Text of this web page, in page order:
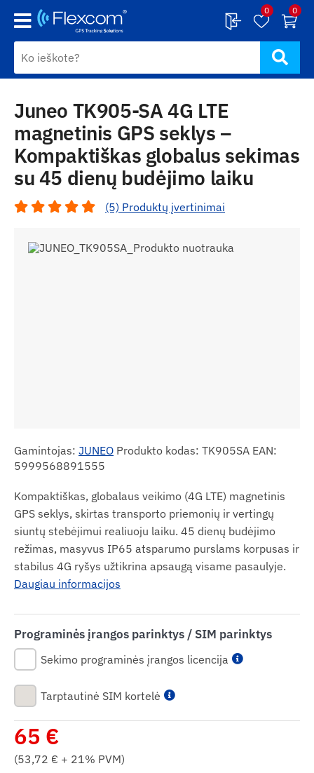
0 0
Juneo TK905-SA 4G LTE
magnetinis GPS seklys –
Kompaktiškas globalus sekimas
su 45 dienų budėjimo laiku
(5) Produktų įvertinimai
Gamintojas: JUNEO Produkto kodas: TK905SA EAN:
5999568891555
Kompaktiškas, globalaus veikimo (4G LTE) magnetinis
GPS seklys, skirtas transporto priemonių ir vertingų
siuntų stebėjimui realiuoju laiku. 45 dienų budėjimo
režimas, masyvus IP65 atsparumo purslams korpusas ir
stabilus 4G ryšys užtikrina apsaugą visame pasaulyje.
Daugiau informacijos
Programinės įrangos parinktys / SIM parinktys
Sekimo programinės įrangos licencija
Tarptautinė SIM kortelė
65 €
(53,72 € + 21% PVM)